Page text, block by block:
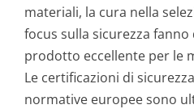
materiali, la cura nella
focus sulla sicurezza
prodotto eccellente per le
Le certificazioni di
normative europee sono